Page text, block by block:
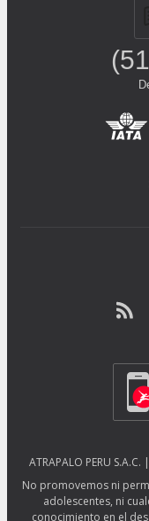
ATRAPALO PERU
No promovemos ni
adolescentes, ni
conocimiento en el